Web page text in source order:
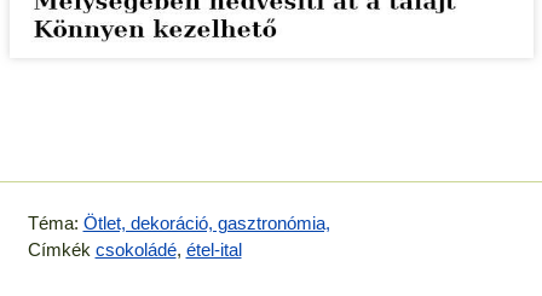
Téma: Ötlet, dekoráció, gasztronómia,
Címkék csokoládé, étel-ital